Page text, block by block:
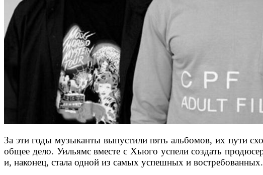
За эти годы музыканты выпустили пять альбомов, их пути
общее дело. Уильямс вместе с Хьюго успели создать
и, наконец, стала одной из самых успешных и востребованных.